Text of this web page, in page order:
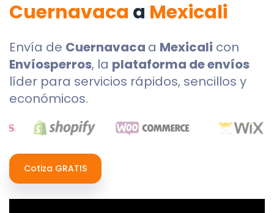
Cuernavaca a Mexicali
Envía de Cuernavaca a Mexicali con
Envíosperros, la plataforma de envíos
líder para servicios rápidos, sencillos y
económicos.
Cotiza GRATIS